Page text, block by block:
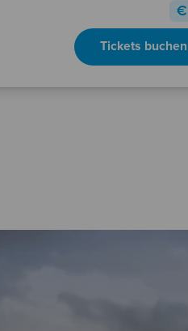
Tickets buchen
€